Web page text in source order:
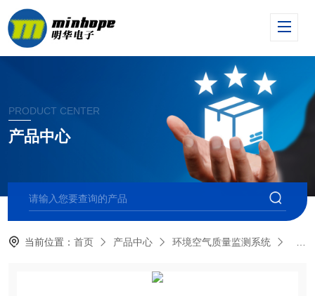
PRODUCT CENTER
产品中心
当前位置：首页 产品中心 环境空气质量监测系统